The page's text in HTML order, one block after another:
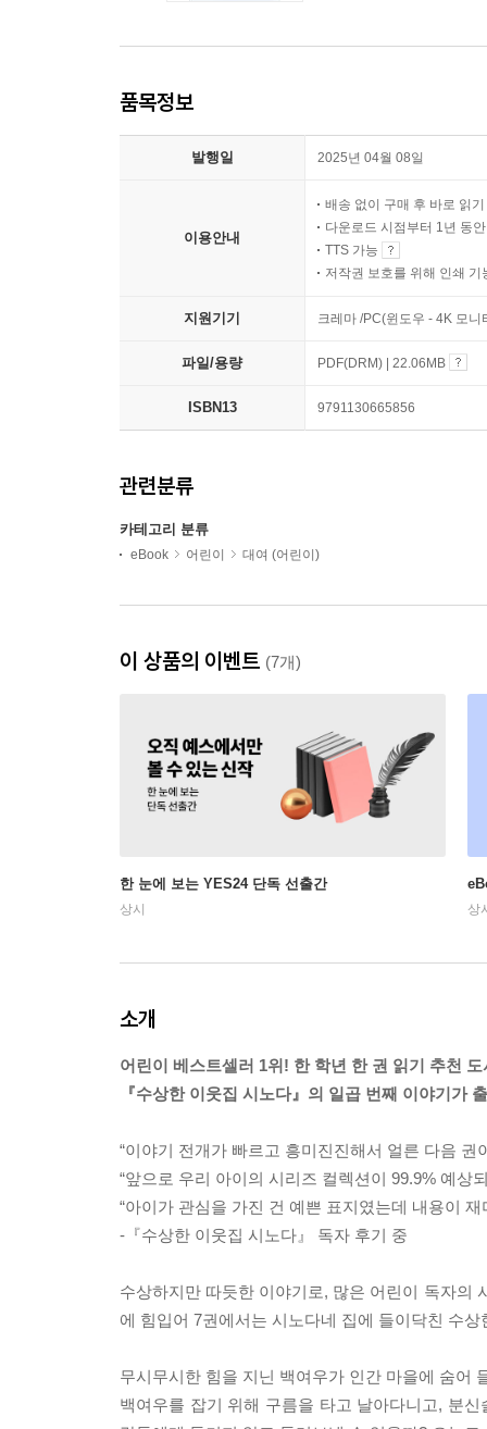
품목정보
발행일 2025년 04월 08일
이용안내
배송 없이 구매 후 바로 읽기
다운로드 시점부터 1년 동
TTS 가능
저작권 보호를 위해 인쇄 기
지원기기 크레마 /PC(윈도우 - 4K 모
파일/용량 PDF(DRM) | 22.06MB
ISBN13 9791130665856
관련분류
카테고리 분류
eBook 어린이 대여 (어린이)
이 상품의 이벤트 (7개)
한 눈에 보는 YES24 단독 선출간
상시 상
소개
어린이 베스트셀러 1위! 한 학년 한 권 읽기 추천 도
『수상한 이웃집 시노다』의 일곱 번째 이야기가
“이야기 전개가 빠르고 흥미진진해서 얼른 다음 권
“앞으로 우리 아이의 시리즈 컬렉션이 99.9% 예상
“아이가 관심을 가진 건 예쁜 표지였는데 내용이
-『수상한 이웃집 시노다』 독자 후기 중
수상하지만 따듯한 이야기로, 많은 어린이 독자의
에 힘입어 7권에서는 시노다네 집에 들이닥친 수
무시무시한 힘을 지닌 백여우가 인간 마을에 숨어
백여우를 잡기 위해 구름을 타고 날아다니고, 분